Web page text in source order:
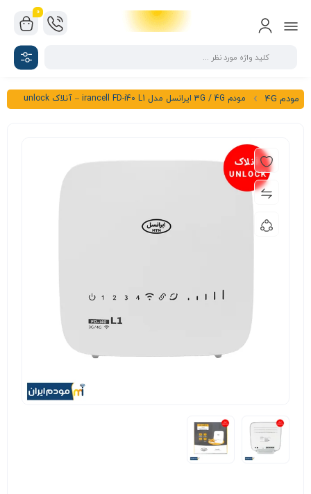
0
مودم 4G مودم 3G / 4G ایرانسل مدل irancell FD-i40 L1 – آنلاک unlock